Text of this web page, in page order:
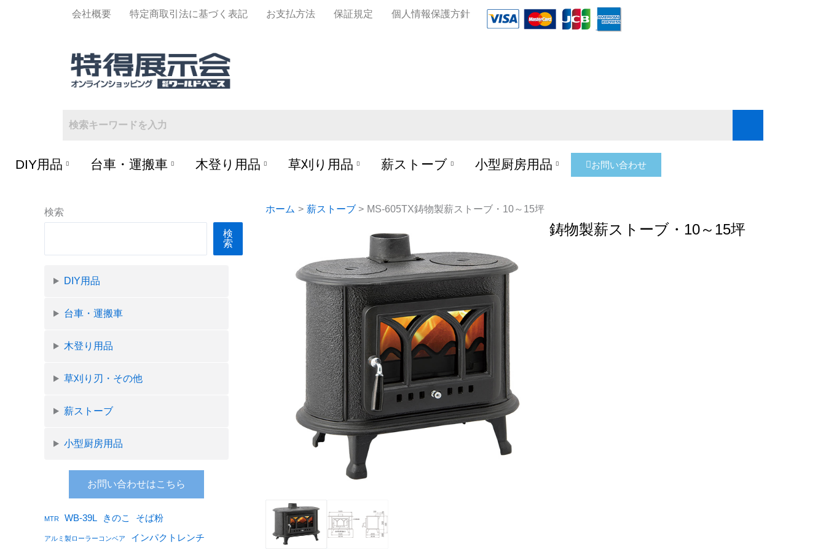
会社概要 特定商取引法に基づく表記 お支払方法 保証規定 個人情報保護方針
DIY用品 台車・運搬車 木登り用品 草刈り用品 薪ストーブ 小型厨房用品 お問い合わせ
検索
検
索
DIY用品
台車・運搬車
木登り用品
草刈り刃・その他
薪ストーブ
小型厨房用品
お問い合わせはこちら
MTR WB-39L きのこ そば粉
アルミ製ローラーコンベア インパクトレンチ
ホーム 薪ストーブ MS-605TX鋳物製薪ストーブ・10～15坪
鋳物製薪ストーブ・10～15坪